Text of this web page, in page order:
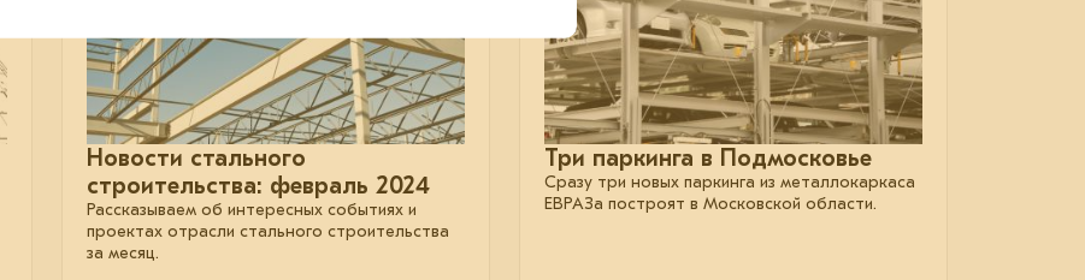
Новости стального
строительства: февраль 2024
Рассказываем об интересных событиях и
проектах отрасли стального строительства
за месяц.
Три паркинга в Подмосковье
Сразу три новых паркинга из металлокаркаса
ЕВРАЗа построят в Московской области.